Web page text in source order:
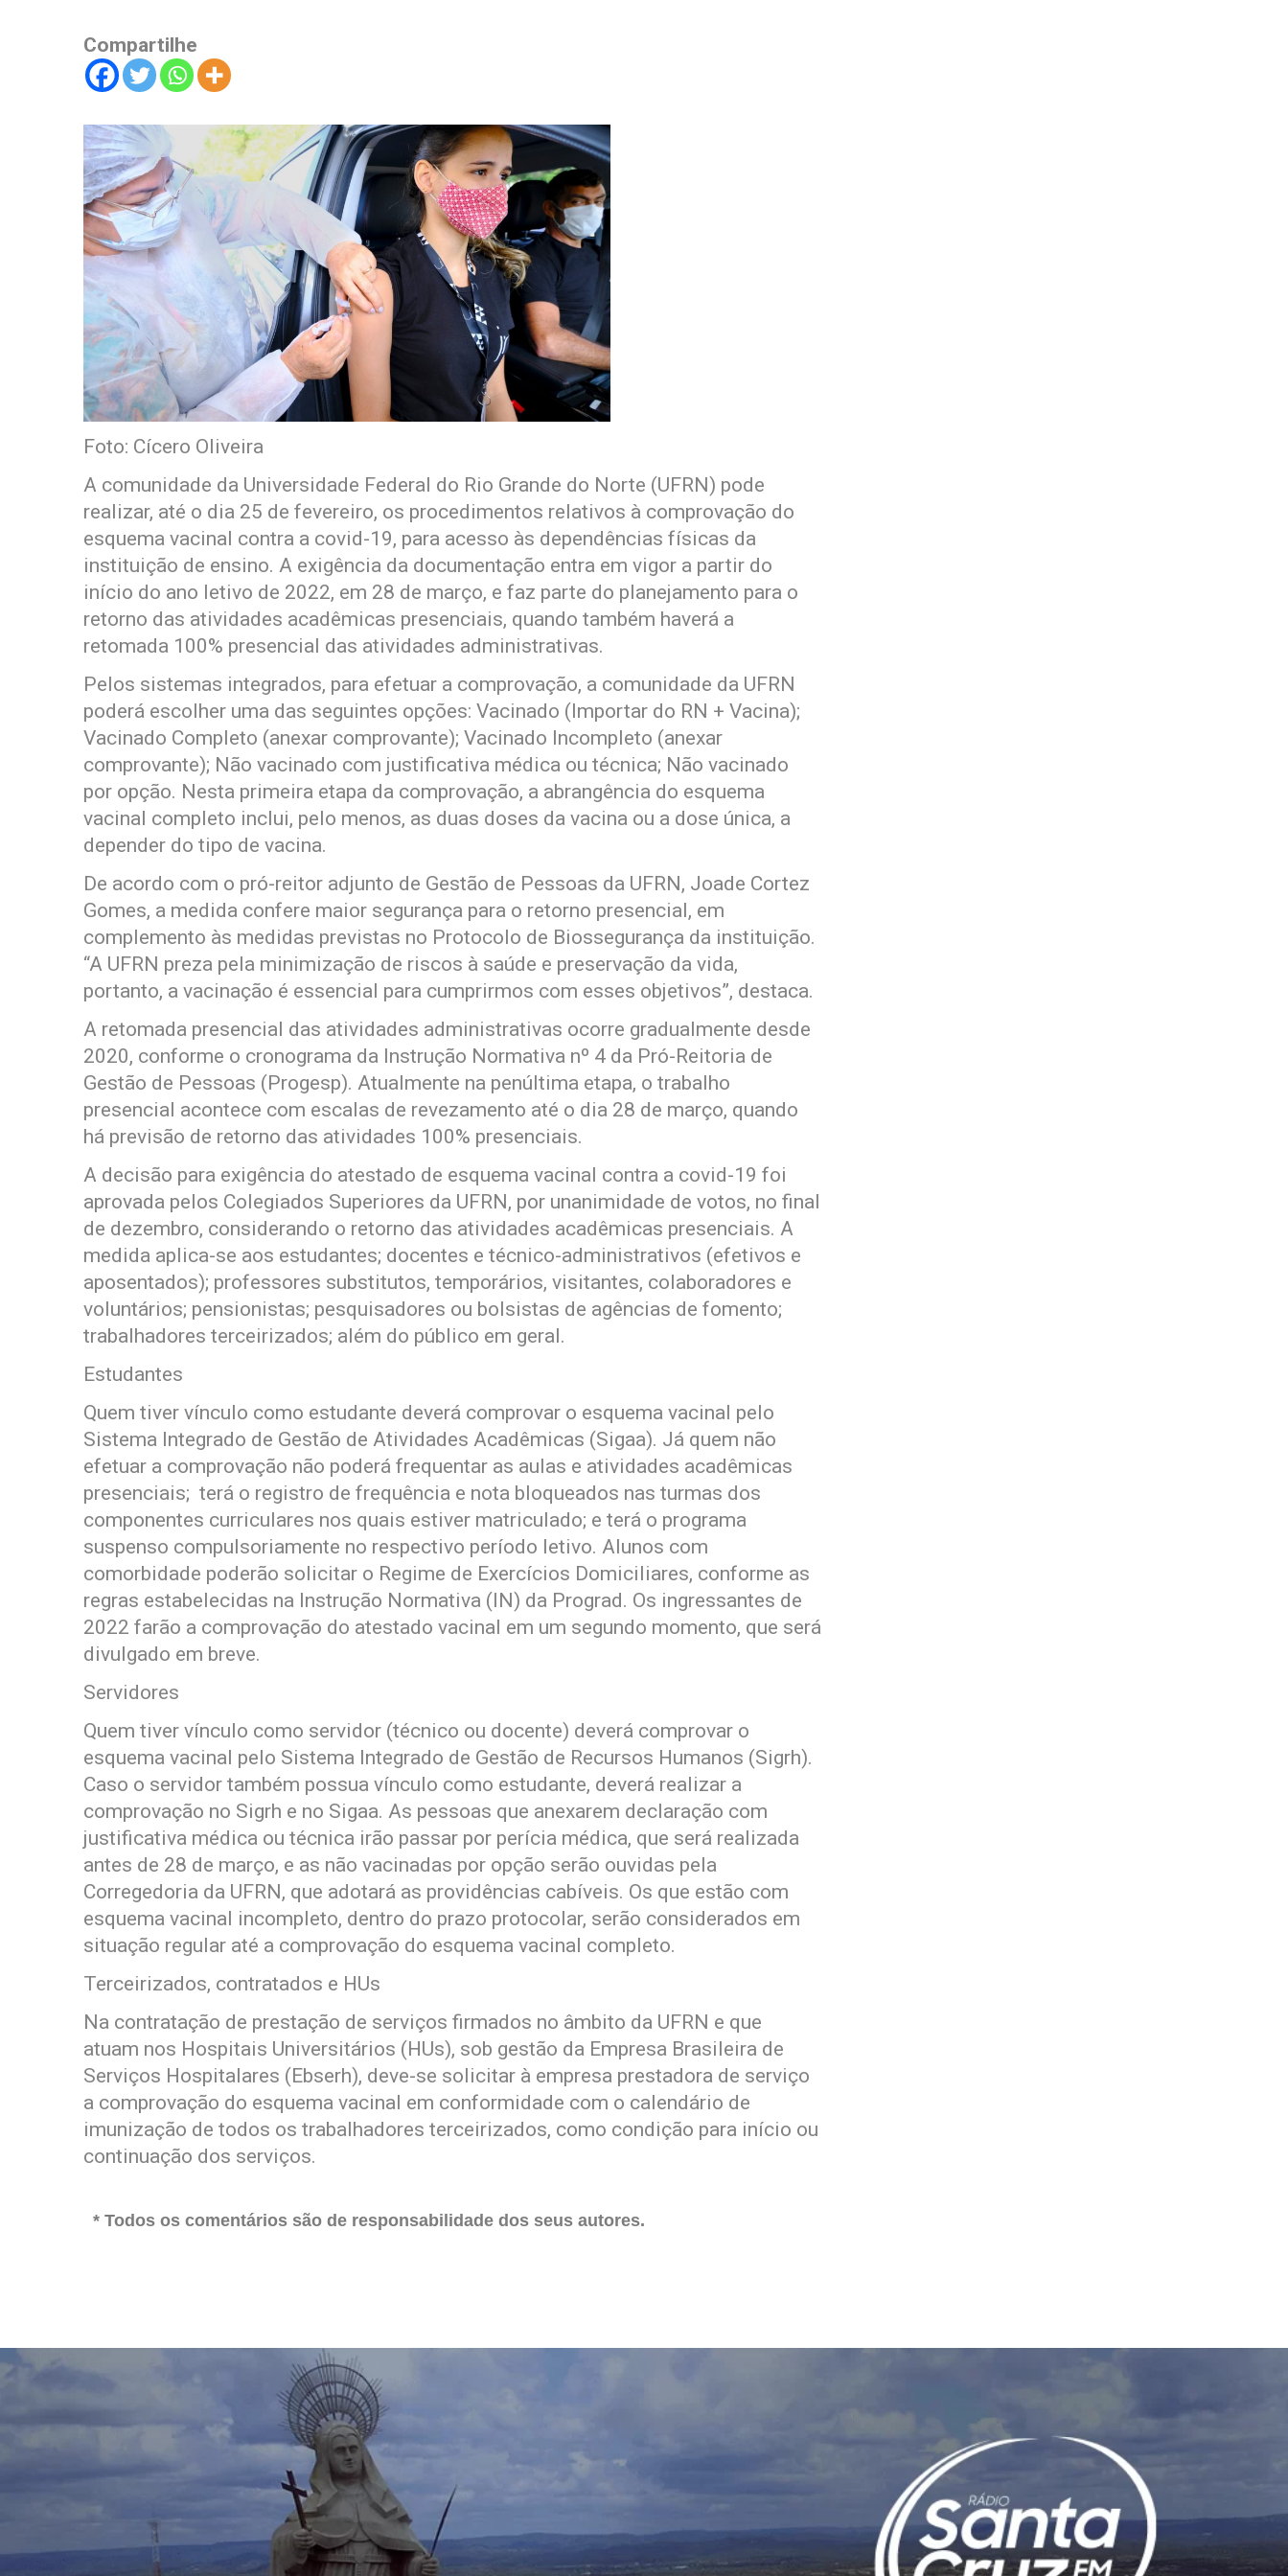
Compartilhe
Foto: Cícero Oliveira
A comunidade da Universidade Federal do Rio Grande do Norte (UFRN) pode
realizar, até o dia 25 de fevereiro, os procedimentos relativos à comprovação do
esquema vacinal contra a covid-19, para acesso às dependências físicas da
instituição de ensino. A exigência da documentação entra em vigor a partir do
início do ano letivo de 2022, em 28 de março, e faz parte do planejamento para o
retorno das atividades acadêmicas presenciais, quando também haverá a
retomada 100% presencial das atividades administrativas.
Pelos sistemas integrados, para efetuar a comprovação, a comunidade da UFRN
poderá escolher uma das seguintes opções: Vacinado (Importar do RN + Vacina);
Vacinado Completo (anexar comprovante); Vacinado Incompleto (anexar
comprovante); Não vacinado com justificativa médica ou técnica; Não vacinado
por opção. Nesta primeira etapa da comprovação, a abrangência do esquema
vacinal completo inclui, pelo menos, as duas doses da vacina ou a dose única, a
depender do tipo de vacina.
De acordo com o pró-reitor adjunto de Gestão de Pessoas da UFRN, Joade Cortez
Gomes, a medida confere maior segurança para o retorno presencial, em
complemento às medidas previstas no Protocolo de Biossegurança da instituição.
“A UFRN preza pela minimização de riscos à saúde e preservação da vida,
portanto, a vacinação é essencial para cumprirmos com esses objetivos”, destaca.
A retomada presencial das atividades administrativas ocorre gradualmente desde
2020, conforme o cronograma da Instrução Normativa nº 4 da Pró-Reitoria de
Gestão de Pessoas (Progesp). Atualmente na penúltima etapa, o trabalho
presencial acontece com escalas de revezamento até o dia 28 de março, quando
há previsão de retorno das atividades 100% presenciais.
A decisão para exigência do atestado de esquema vacinal contra a covid-19 foi
aprovada pelos Colegiados Superiores da UFRN, por unanimidade de votos, no final
de dezembro, considerando o retorno das atividades acadêmicas presenciais. A
medida aplica-se aos estudantes; docentes e técnico-administrativos (efetivos e
aposentados); professores substitutos, temporários, visitantes, colaboradores e
voluntários; pensionistas; pesquisadores ou bolsistas de agências de fomento;
trabalhadores terceirizados; além do público em geral.
Estudantes
Quem tiver vínculo como estudante deverá comprovar o esquema vacinal pelo
Sistema Integrado de Gestão de Atividades Acadêmicas (Sigaa). Já quem não
efetuar a comprovação não poderá frequentar as aulas e atividades acadêmicas
presenciais; terá o registro de frequência e nota bloqueados nas turmas dos
componentes curriculares nos quais estiver matriculado; e terá o programa
suspenso compulsoriamente no respectivo período letivo. Alunos com
comorbidade poderão solicitar o Regime de Exercícios Domiciliares, conforme as
regras estabelecidas na Instrução Normativa (IN) da Prograd. Os ingressantes de
2022 farão a comprovação do atestado vacinal em um segundo momento, que será
divulgado em breve.
Servidores
Quem tiver vínculo como servidor (técnico ou docente) deverá comprovar o
esquema vacinal pelo Sistema Integrado de Gestão de Recursos Humanos (Sigrh).
Caso o servidor também possua vínculo como estudante, deverá realizar a
comprovação no Sigrh e no Sigaa. As pessoas que anexarem declaração com
justificativa médica ou técnica irão passar por perícia médica, que será realizada
antes de 28 de março, e as não vacinadas por opção serão ouvidas pela
Corregedoria da UFRN, que adotará as providências cabíveis. Os que estão com
esquema vacinal incompleto, dentro do prazo protocolar, serão considerados em
situação regular até a comprovação do esquema vacinal completo.
Terceirizados, contratados e HUs
Na contratação de prestação de serviços firmados no âmbito da UFRN e que
atuam nos Hospitais Universitários (HUs), sob gestão da Empresa Brasileira de
Serviços Hospitalares (Ebserh), deve-se solicitar à empresa prestadora de serviço
a comprovação do esquema vacinal em conformidade com o calendário de
imunização de todos os trabalhadores terceirizados, como condição para início ou
continuação dos serviços.
* Todos os comentários são de responsabilidade dos seus autores.